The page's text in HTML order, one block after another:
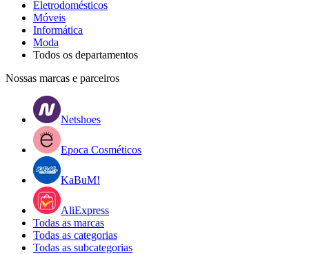
Eletrodomésticos
Móveis
Informática
Moda
Todos os departamentos
Nossas marcas e parceiros
Netshoes
Epoca Cosméticos
KaBuM!
AliExpress
Todas as marcas
Todas as categorias
Todas as subcategorias